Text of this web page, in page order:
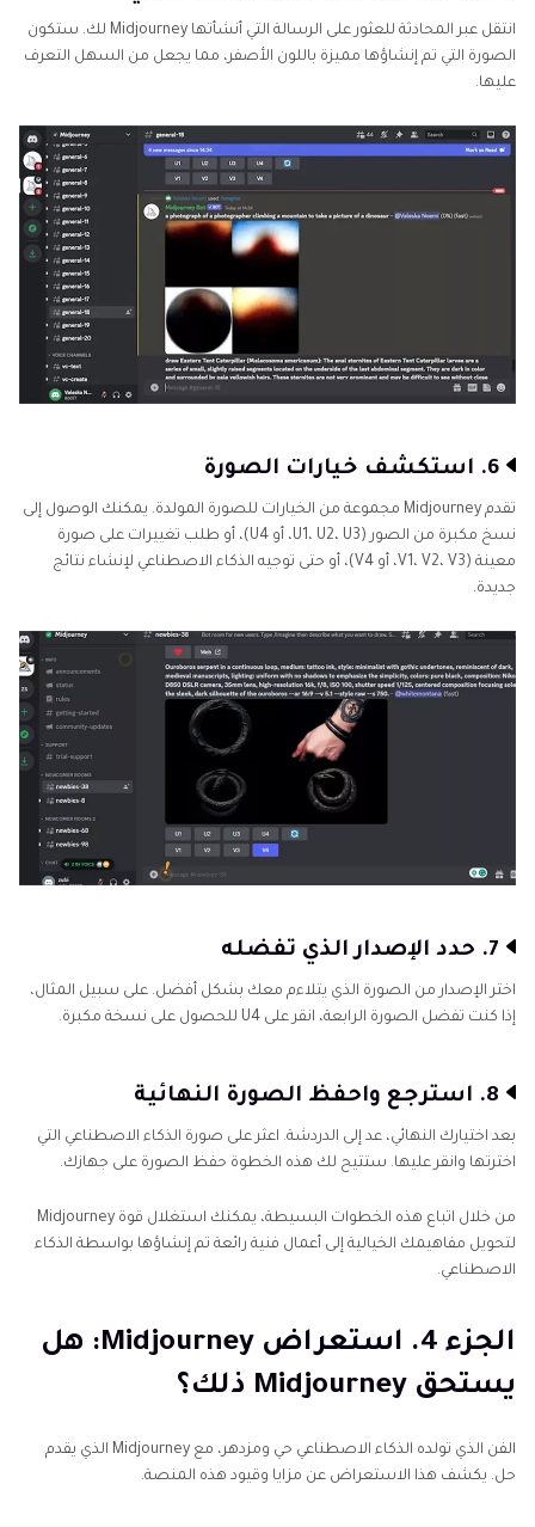
انتقل عبر المحادثة للعثور على الرسالة التي أنشأتها Midjourney لك. ستكون
الصورة التي تم إنشاؤها مميزة باللون الأصفر، مما يجعل من السهل التعرف
عليها.
6. استكشف خيارات الصورة
تقدم Midjourney مجموعة من الخيارات للصورة المولدة. يمكنك الوصول إلى
نسخ مكبرة من الصور (U1، U2، U3، أو U4)، أو طلب تغييرات على صورة
معينة (V1، V2، V3، أو V4)، أو حتى توجيه الذكاء الاصطناعي لإنشاء نتائج
جديدة.
7. حدد الإصدار الذي تفضله
اختر الإصدار من الصورة الذي يتلاءم معك بشكل أفضل. على سبيل المثال،
إذا كنت تفضل الصورة الرابعة، انقر على U4 للحصول على نسخة مكبرة.
8. استرجع واحفظ الصورة النهائية
بعد اختيارك النهائي، عد إلى الدردشة. اعثر على صورة الذكاء الاصطناعي التي
اخترتها وانقر عليها. ستتيح لك هذه الخطوة حفظ الصورة على جهازك.
من خلال اتباع هذه الخطوات البسيطة، يمكنك استغلال قوة Midjourney
لتحويل مفاهيمك الخيالية إلى أعمال فنية رائعة تم إنشاؤها بواسطة الذكاء
الاصطناعي.
الجزء 4. استعراض Midjourney: هل
يستحق Midjourney ذلك؟
الفن الذي تولده الذكاء الاصطناعي حي ومزدهر، مع Midjourney الذي يقدم
حل. يكشف هذا الاستعراض عن مزايا وقيود هذه المنصة.